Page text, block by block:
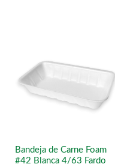
Bandeja de Carne Foam
#42 Blanca 4/63 Fardo